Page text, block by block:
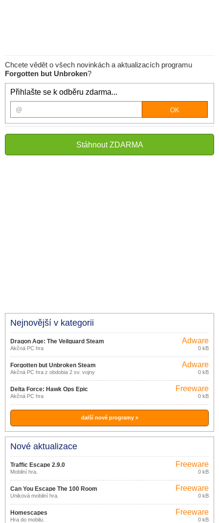
Chcete vědět o všech novinkách a aktualizacích programu
Forgotten but Unbroken?
Přihlašte se k odběru zdarma...
Stáhnout ZDARMA
Nejnovější v kategorii
Dragon Age: The Veilguard Steam
Akčná PC hra
Adware
0 kB
Forgotten but Unbroken Steam
Akčná PC hra z obdobia 2 sv. vojny
Adware
0 kB
Delta Force: Hawk Ops Epic
Games Store
Akčná PC hra
Freeware
0 kB
další nové programy »
Nové aktualizace
Traffic Escape 2.9.0
Mobilní hra.
Freeware
0 kB
Can You Escape The 100 Room
Úniková mobilní hra.
Freeware
0 kB
Homescapes
Hra do mobilu.
Freeware
0 kB